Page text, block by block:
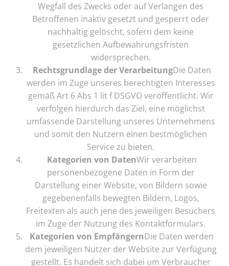
Wegfall des Zwecks oder auf Verlangen des
Betroffenen inaktiv gesetzt und gesperrt oder
nachhaltig gelöscht, sofern dem keine
gesetzlichen Aufbewahrungsfristen
widersprechen.
Rechtsgrundlage der VerarbeitungDie Daten
werden im Zuge unseres berechtigten Interesses
gemäß Art 6 Abs 1 lit f DSGVO veröffentlicht. Wir
verfolgen hierdurch das Ziel, eine möglichst
umfassende Darstellung unseres Unternehmens
und somit den Nutzern einen bestmöglichen
Service zu bieten.
Kategorien von DatenWir verarbeiten
personenbezogene Daten in Form der
Darstellung einer Website, von Bildern sowie
gegebenenfalls bewegten Bildern, Logos,
Freitexten als auch jene des jeweiligen Besuchers
im Zuge der Nutzung des Kontaktformulars.
Kategorien von EmpfängernDie Daten werden
dem jeweiligen Nutzer der Website zur Verfügung
gestellt. Es handelt sich dabei um Verbraucher